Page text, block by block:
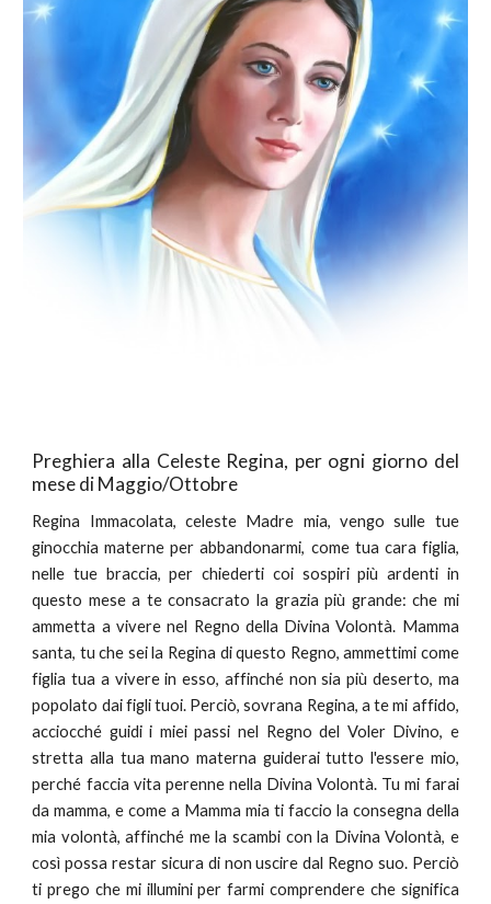
Preghiera alla Celeste Regina, per ogni giorno del
mese di Maggio/Ottobre
Regina Immacolata, celeste Madre mia, vengo sulle tue
ginocchia materne per abbandonarmi, come tua cara figlia,
nelle tue braccia, per chiederti coi sospiri più ardenti in
questo mese a te consacrato la grazia più grande: che mi
ammetta a vivere nel Regno della Divina Volontà. Mamma
santa, tu che sei la Regina di questo Regno, ammettimi come
figlia tua a vivere in esso, affinché non sia più deserto, ma
popolato dai figli tuoi. Perciò, sovrana Regina, a te mi affido,
acciocché guidi i miei passi nel Regno del Voler Divino, e
stretta alla tua mano materna guiderai tutto l'essere mio,
perché faccia vita perenne nella Divina Volontà. Tu mi farai
da mamma, e come a Mamma mia ti faccio la consegna della
mia volontà, affinché me la scambi con la Divina Volontà, e
così possa restar sicura di non uscire dal Regno suo. Perciò
ti prego che mi illumini per farmi comprendere che significa